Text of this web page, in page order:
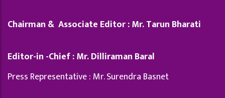
Chairman & Associate Editor : Mr. Tarun Bharati
Editor-in -Chief : Mr. Dilliraman Baral
Press Representative : Mr. Surendra Basnet